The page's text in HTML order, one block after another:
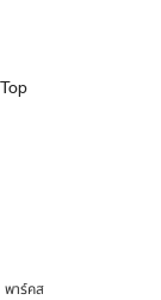
พาร์คส